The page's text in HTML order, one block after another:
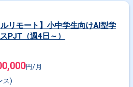
リモート】小中学生向けAI型学
PJT（週4日～）
円/月
ス)